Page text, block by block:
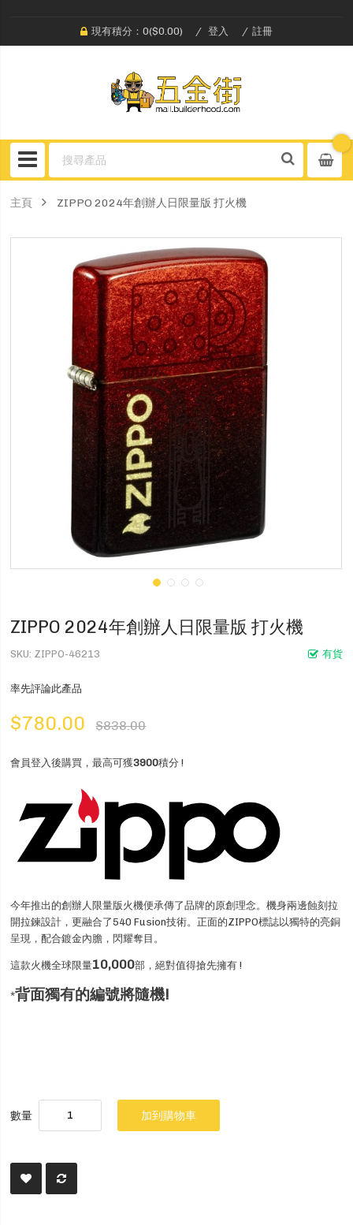
現有積分：0($0.00) 登入 註冊
主頁 ZIPPO 2024年創辦人日限量版 打火機
ZIPPO 2024年創辦人日限量版 打火機
有貨
SKU ZIPPO-46213
率先評論此產品
$780.00 $838.00
會員登入後購買，最高可獲3900積分 !
今年推出的創辦人限量版火機便承傳了品牌的原創理念。機身兩邊蝕刻拉
開拉鍊設計，更融合了540 Fusion技術。正面的ZIPPO標誌以獨特的亮銅
呈現，配合鍍金內膽，閃耀奪目。
這款火機全球限量10,000部，絕對值得搶先擁有 !
*背面獨有的編號將隨機!
數量 加到購物車